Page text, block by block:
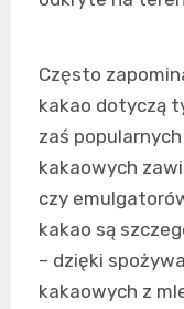
Często
kakao dotyczą
zaś
kakaowych
czy
kakao są
– dzięki
kakaowych z